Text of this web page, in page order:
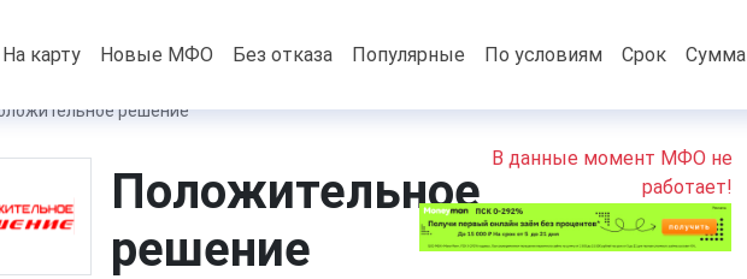
На карту Новые МФО Без отказа Популярные По условиям Срок Сумма
решение
Положительное
решение
В данные момент МФО не
работает!